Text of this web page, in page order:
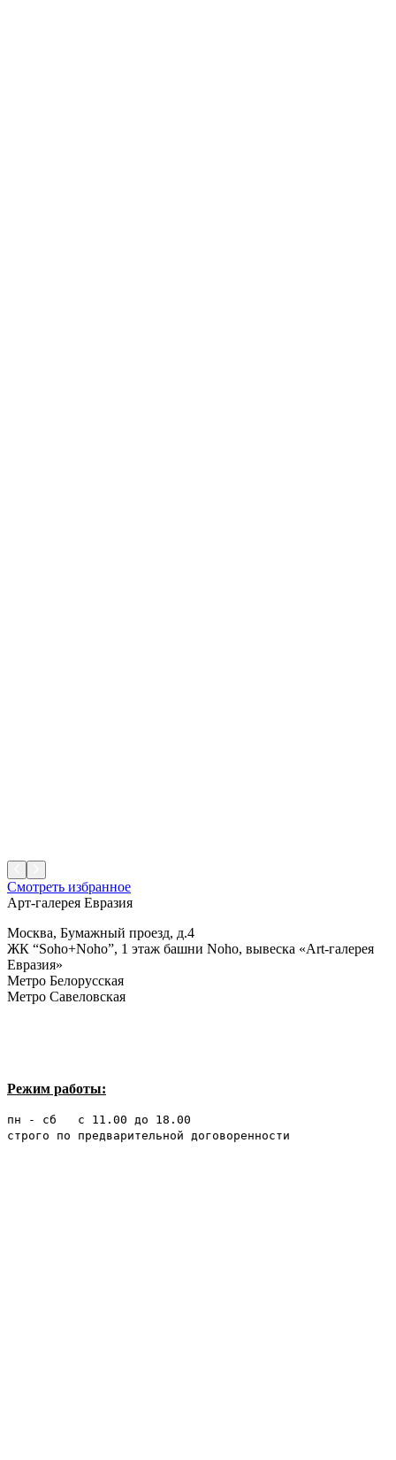
Смотреть избранное
Арт-галерея Евразия
Москва, Бумажный проезд, д.4
ЖК “Soho+Noho”, 1 этаж башни Noho, вывеска «Art-галерея
Евразия»
Метро Белорусская
Метро Савеловская
Режим работы:
пн - сб с 11.00 до 18.00
строго по предварительной договоренности